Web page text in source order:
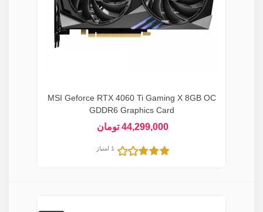
MSI Geforce RTX 4060 Ti Gaming X 8GB OC
GDDR6 Graphics Card
44,299,000 تومان
1 امتیاز